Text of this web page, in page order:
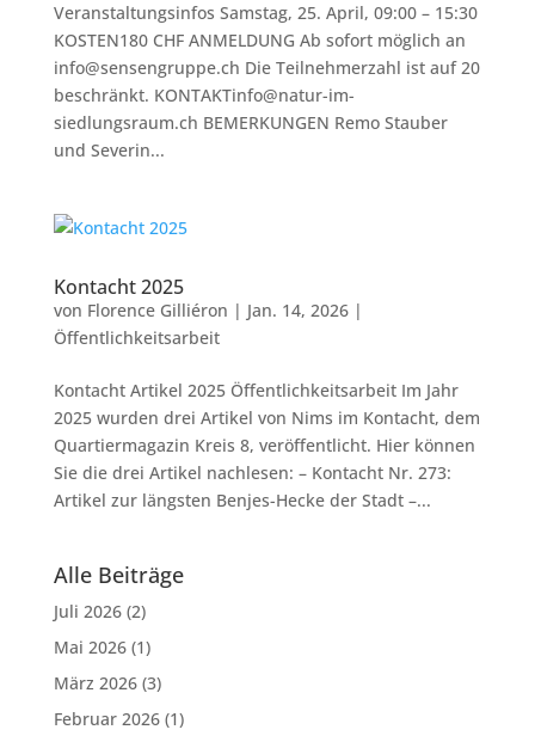
Veranstaltungsinfos Samstag, 25. April, 09:00 – 15:30
KOSTEN180 CHF ANMELDUNG Ab sofort möglich an
info@sensengruppe.ch Die Teilnehmerzahl ist auf 20
beschränkt. KONTAKTinfo@natur-im-
siedlungsraum.ch BEMERKUNGEN Remo Stauber
und Severin...
Kontacht 2025
von Florence Gilliéron | Jan. 14, 2026|
Öffentlichkeitsarbeit
Kontacht Artikel 2025 Öffentlichkeitsarbeit Im Jahr
2025 wurden drei Artikel von Nims im Kontacht, dem
Quartiermagazin Kreis 8, veröffentlicht. Hier können
Sie die drei Artikel nachlesen: – Kontacht Nr. 273:
Artikel zur längsten Benjes-Hecke der Stadt –...
Alle Beiträge
Juli 2026(2)
Mai 2026(1)
März 2026(3)
Februar 2026(1)